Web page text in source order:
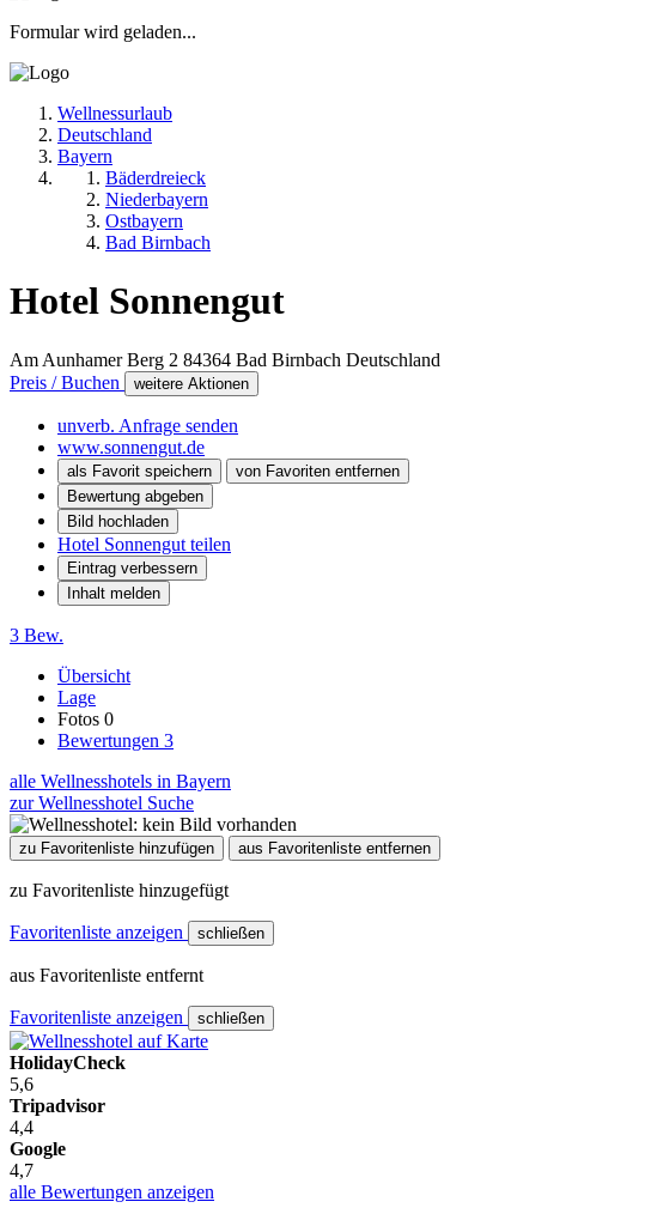
Formular wird geladen...
Wellnessurlaub
Deutschland
Bayern
Bäderdreieck
Niederbayern
Ostbayern
Bad Birnbach
Hotel Sonnengut
Am Aunhamer Berg 2 84364 Bad Birnbach Deutschland
Preis / Buchen
weitere Aktionen
unverb. Anfrage senden
www.sonnengut.de
als Favorit speichern
von Favoriten entfernen
Bewertung abgeben
Bild hochladen
Hotel Sonnengut teilen
Eintrag verbessern
Inhalt melden
3 Bew.
Übersicht
Lage
Fotos 0
Bewertungen 3
alle Wellnesshotels in Bayern
zur Wellnesshotel Suche
zu Favoritenliste hinzufügen aus Favoritenliste entfernen
zu Favoritenliste hinzugefügt
Favoritenliste anzeigen schließen
aus Favoritenliste entfernt
Favoritenliste anzeigen schließen
HolidayCheck
5,6
Tripadvisor
4,4
Google
4,7
alle Bewertungen anzeigen